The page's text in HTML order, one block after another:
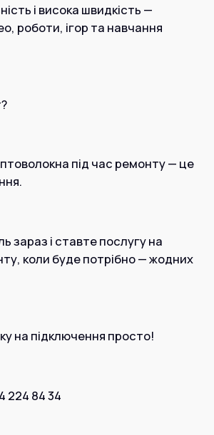
і висока швидкість —
роботи, ігор та навчання
під час ремонту — це
зараз і ставте послугу на
коли буде потрібно — жодних
на підключення просто!
224 84 34